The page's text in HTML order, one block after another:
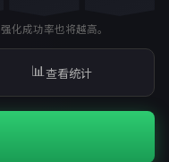
化成功率也将越高。
📊查看统计